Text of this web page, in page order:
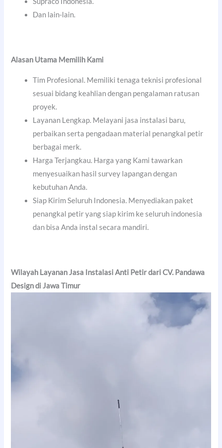
Dan lain-lain.
Alasan Utama Memilih Kami
Tim Profesional. Memiliki tenaga teknisi profesional
sesuai bidang keahlian dengan pengalaman ratusan
proyek.
Layanan Lengkap. Melayani jasa instalasi baru,
perbaikan serta pengadaan material penangkal petir
berbagai merk.
Harga Terjangkau. Harga yang Kami tawarkan
menyesuaikan hasil survey lapangan dengan
kebutuhan Anda.
Siap Kirim Seluruh Indonesia. Menyediakan paket
penangkal petir yang siap kirim ke seluruh indonesia
dan bisa Anda instal secara mandiri.
Wilayah Layanan Jasa Instalasi Anti Petir dari CV. Pandawa
Design di Jawa Timur